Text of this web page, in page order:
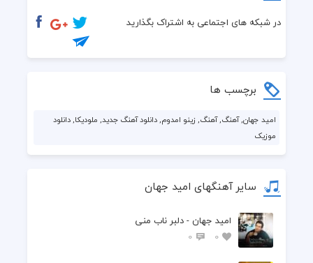
در شبکه های اجتماعی به اشتراک بگذارید
برچسب ها
امید جهان, آهنگ, آهنگ, زینو امدوم, دانلود آهنگ جدید, ملودیکا, دانلود
موزیک
سایر آهنگهای امید جهان
امید جهان - دلبر ناب منی
0
0